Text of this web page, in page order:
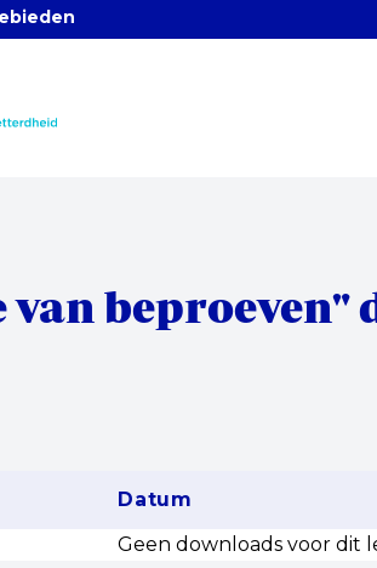
van beproeven"
Datum
Geen downloads voor dit